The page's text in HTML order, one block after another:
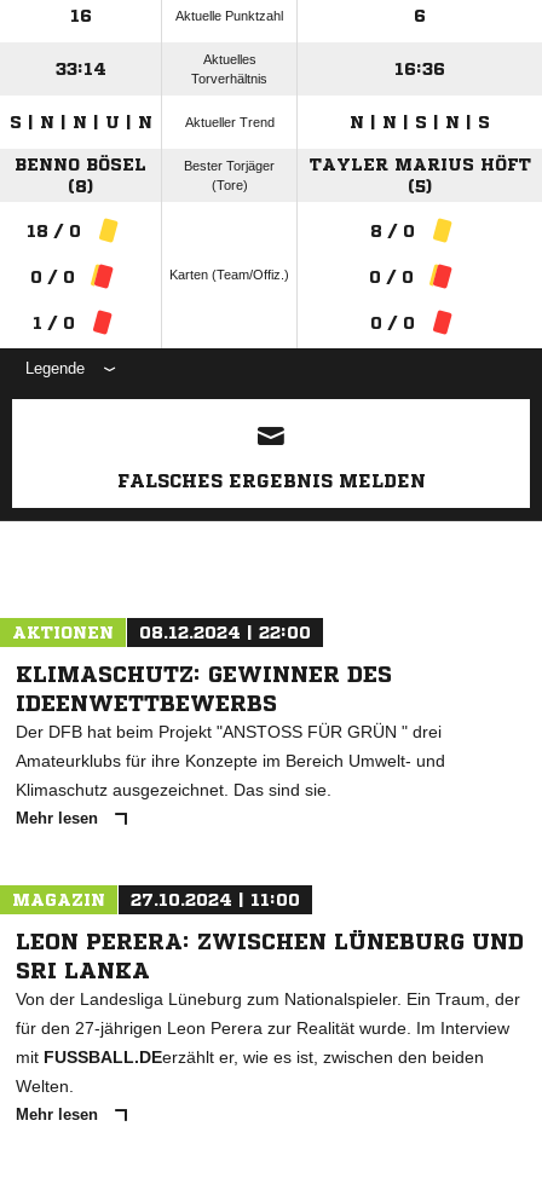
16 Aktuelle Punktzahl 6
33:14
Aktuelles
Torverhältnis
16:36
S | N | N | U | N Aktueller Trend N | N | S | N | S
BENNO BÖSEL
(8)
Bester Torjäger
(Tore)
TAYLER MARIUS HÖFT
(5)
18 / 0
0 / 0
1 / 0
Karten (Team/Offiz.)
8 / 0
0 / 0
0 / 0
Legende
ANZEIGE
FALSCHES ERGEBNIS MELDEN
AKTIONEN 08.12.2024 | 22:00
KLIMASCHUTZ: GEWINNER DES
IDEENWETTBEWERBS
Der DFB hat beim Projekt "ANSTOSS FÜR GRÜN " drei
Amateurklubs für ihre Konzepte im Bereich Umwelt- und
Klimaschutz ausgezeichnet. Das sind sie.
Mehr lesen
MAGAZIN 27.10.2024 | 11:00
LEON PERERA: ZWISCHEN LÜNEBURG UND
SRI LANKA
Von der Landesliga Lüneburg zum Nationalspieler. Ein Traum, der
für den 27-jährigen Leon Perera zur Realität wurde. Im Interview
mit FUSSBALL.DEerzählt er, wie es ist, zwischen den beiden
Welten.
Mehr lesen